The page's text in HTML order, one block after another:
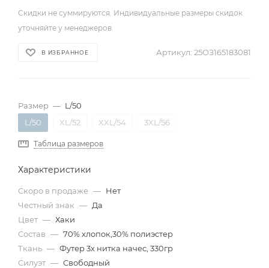
В ИЗБРАННОЕ Артикул: 25ОЗ165183081
Размер — L/50
L/50
XL/52 XXL/54 3XL/56
Таблица размеров
Характеристики
Скоро в продаже — Нет
Честный знак — Да
Цвет — Хаки
Состав — 70% хлопок,30% полиэстер
Ткань — Футер 3х нитка начес, 330гр
Силуэт — Свободный
Скидки не суммируются. Индивидуальные размеры скидок
уточняйте у менеджеров.